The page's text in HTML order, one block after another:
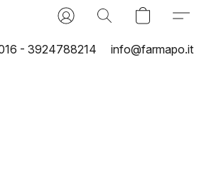
- 3924788214 info@farmapo.it